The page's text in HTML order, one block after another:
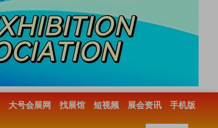
大号会展网 找展馆 短视频 展会资讯 手机版